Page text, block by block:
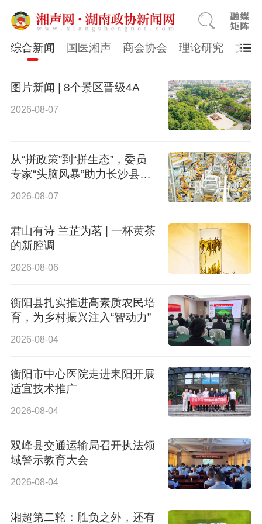
综合新闻 国医湘声 商会协会 理论研究 文史
图片新闻 | 8个景区晋级4A
2026-08-07
从“拼政策”到“拼生态”，委员
专家“头脑风暴”助力长沙县招
2026-08-07
君山有诗 兰芷为茗 | 一杯黄茶
的新腔调
2026-08-06
衡阳县扎实推进高素质农民培
育，为乡村振兴注入“智动力”
2026-08-04
衡阳市中心医院走进耒阳开展
适宜技术推广
2026-08-04
双峰县交通运输局召开执法领
域警示教育大会
2026-08-04
湘超第二轮：胜负之外，还有